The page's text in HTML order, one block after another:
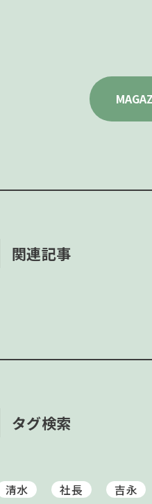
関連記事
タグ検索
清水 社長 吉永